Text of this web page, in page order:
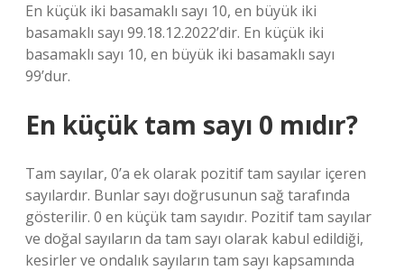
En küçük iki basamaklı sayı 10, en büyük iki
basamaklı sayı 99.18.12.2022’dir. En küçük iki
basamaklı sayı 10, en büyük iki basamaklı sayı
99’dur.
En küçük tam sayı 0 mıdır?
Tam sayılar, 0’a ek olarak pozitif tam sayılar içeren
sayılardır. Bunlar sayı doğrusunun sağ tarafında
gösterilir. 0 en küçük tam sayıdır. Pozitif tam sayılar
ve doğal sayıların da tam sayı olarak kabul edildiği,
kesirler ve ondalık sayıların tam sayı kapsamında